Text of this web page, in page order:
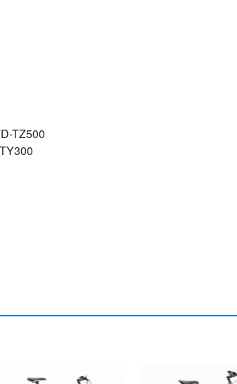
TZ500